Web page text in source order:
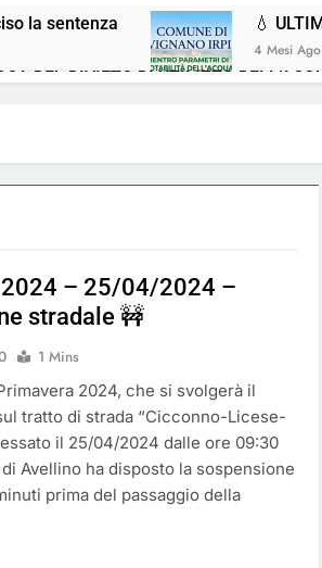
la sentenza 💧
4 Mesi Ago
DEL DIVIETO DI UTILIZZO
n. 7 del 26 Marzo 2026
Postamat chiuso di
grafica del blog dedicato al futuro del
Irpino!
anche a Savignano
– 25/04/2024 –
stradale 🚧
1 Mins
2024, che si svolgerà il
tratto di strada “Cicconno-Licese-
il 25/04/2024 dalle ore 09:30
di Avellino ha disposto la sospensione
prima del passaggio della